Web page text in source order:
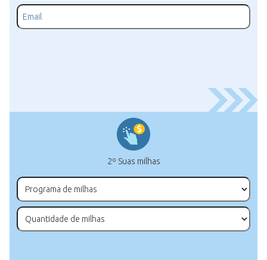
2º Suas milhas